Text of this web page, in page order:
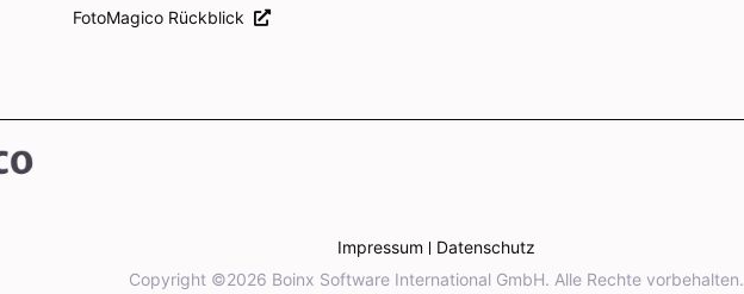
FotoMagico Rückblick
Impressum
Datenschutz
Copyright ©2026 Boinx Software International GmbH. Alle Rechte vorbehalten.